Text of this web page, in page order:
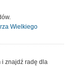
Wielkiego
i znajdź radę dla